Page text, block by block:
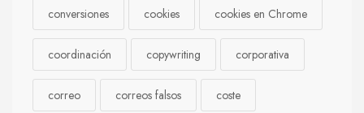
conversiones cookies cookies en Chrome
coordinación copywriting corporativa
correo correos falsos coste